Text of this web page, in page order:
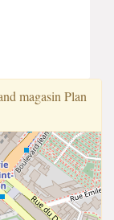
magasin Plan